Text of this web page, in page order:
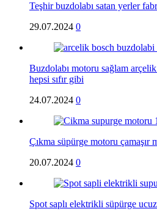
Teşhir buzdolabı satan yerler
29.07.2024 0
Buzdolabı motoru sağlam
hepsi sıfır gibi
24.07.2024 0
Çıkma süpürge motoru çamaşır
20.07.2024 0
Spot saplı elektrikli süpürge